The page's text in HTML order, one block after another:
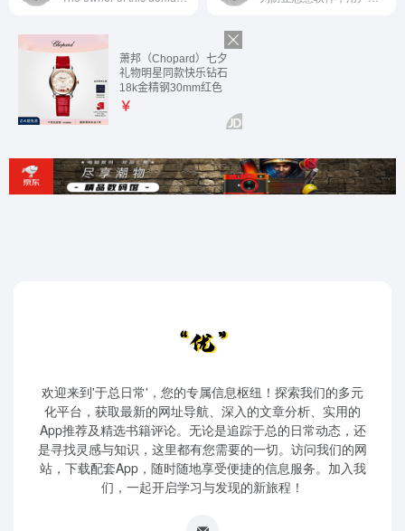
欢迎来到'于总日常'，您的专属信息枢纽！探索我们的多元
化平台，获取最新的网址导航、深入的文章分析、实用的
App推荐及精选书籍评论。无论是追踪于总的日常动态，还
是寻找灵感与知识，这里都有您需要的一切。访问我们的网
站，下载配套App，随时随地享受便捷的信息服务。加入我
们，一起开启学习与发现的新旅程！